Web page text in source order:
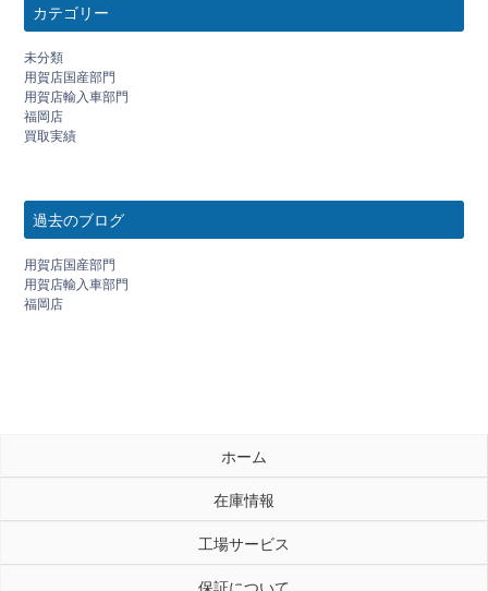
カテゴリー
未分類
用賀店国産部門
用賀店輸入車部門
福岡店
買取実績
過去のブログ
用賀店国産部門
用賀店輸入車部門
福岡店
ホーム
在庫情報
工場サービス